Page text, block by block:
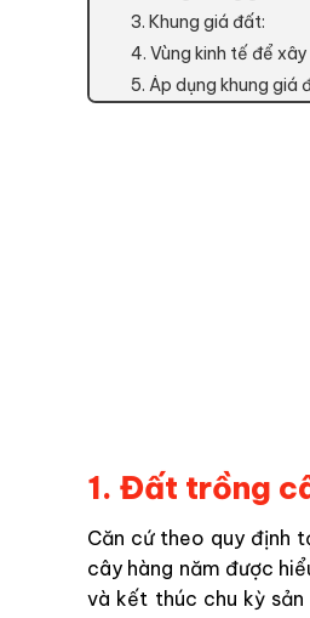
3. Khung giá đất:
4. Vùng kinh tế để
5. Áp dụng khung giá
1. Đất trồng
Căn cứ theo quy định
cây hàng năm được
và kết thúc chu kỳ